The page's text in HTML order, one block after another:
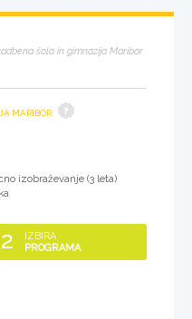
šola in gimnazija Maribor
MARIBOR
izobraževanje (3 leta)
2
IZBIRA
PROGRAMA